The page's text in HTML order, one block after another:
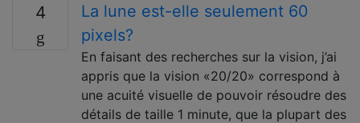
4
La lune est-elle seulement 60
pixels?
En faisant des recherches sur la vision, j’ai
appris que la vision «20/20» correspond à
une acuité visuelle de pouvoir résoudre des
détails de taille 1 minute, que la plupart des